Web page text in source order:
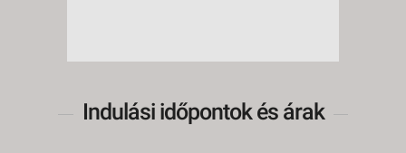
Indulási időpontok és árak